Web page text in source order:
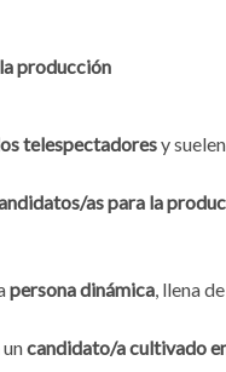
producción
telespectadoresy
as para la
persona dinámica, llena
candidato/a cultivado